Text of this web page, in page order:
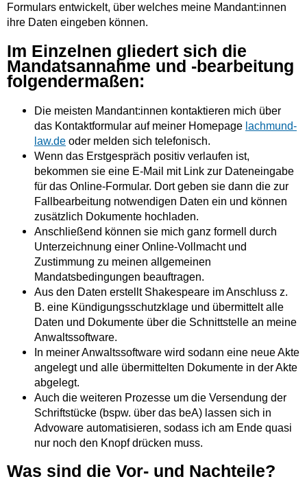
Formulars entwickelt, über welches meine Mandant:innen
ihre Daten eingeben können.
Im Einzelnen gliedert sich die
Mandatsannahme und -bearbeitung
folgendermaßen:
Die meisten Mandant:innen kontaktieren mich über
das Kontaktformular auf meiner Homepage lachmund-
law.de oder melden sich telefonisch.
Wenn das Erstgespräch positiv verlaufen ist,
bekommen sie eine E-Mail mit Link zur Dateneingabe
für das Online-Formular. Dort geben sie dann die zur
Fallbearbeitung notwendigen Daten ein und können
zusätzlich Dokumente hochladen.
Anschließend können sie mich ganz formell durch
Unterzeichnung einer Online-Vollmacht und
Zustimmung zu meinen allgemeinen
Mandatsbedingungen beauftragen.
Aus den Daten erstellt Shakespeare im Anschluss z.
B. eine Kündigungsschutzklage und übermittelt alle
Daten und Dokumente über die Schnittstelle an meine
Anwaltssoftware.
In meiner Anwaltssoftware wird sodann eine neue Akte
angelegt und alle übermittelten Dokumente in der Akte
abgelegt.
Auch die weiteren Prozesse um die Versendung der
Schriftstücke (bspw. über das beA) lassen sich in
Advoware automatisieren, sodass ich am Ende quasi
nur noch den Knopf drücken muss.
Was sind die Vor- und Nachteile?